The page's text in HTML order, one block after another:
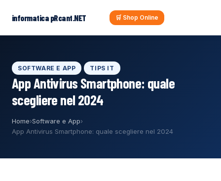
contenuto
informatica pRcant.NET 🛒 Shop Online
SOFTWARE E APP TIPS IT
App Antivirus Smartphone: quale
scegliere nel 2024
Home›Software e App›
App Antivirus Smartphone: quale scegliere nel 2024